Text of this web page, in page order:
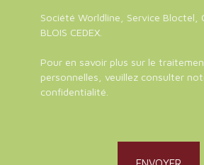
Société Worldline, Service Bloctel,
BLOIS CEDEX.
Pour en savoir plus sur le
personnelles, veuillez consulter
confidentialité